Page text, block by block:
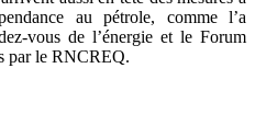
au pétrole, comme l’a
vous de l’énergie et le Forum
par le RNCREQ.